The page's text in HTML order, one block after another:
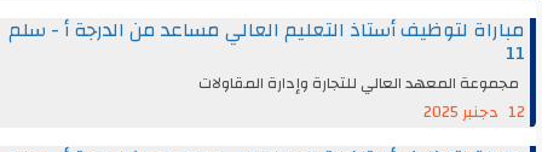
مباراة لتوظيف أستاذ التعليم العالي مساعد من الدرجة أ - سلم
11
مجموعة المعهد العالي للتجارة وإدارة المقاولات
12 دجنبر 2025